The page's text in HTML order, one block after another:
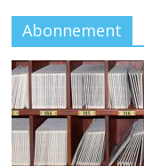
Abonnement